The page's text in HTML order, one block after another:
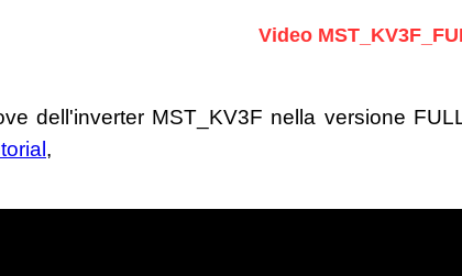
Video
dell'inverter MST_KV3F nella versione
,